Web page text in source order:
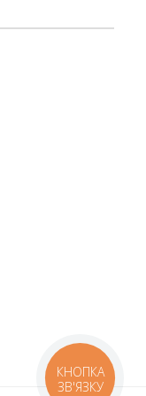
КНОПКА
ЗВ'ЯЗКУ